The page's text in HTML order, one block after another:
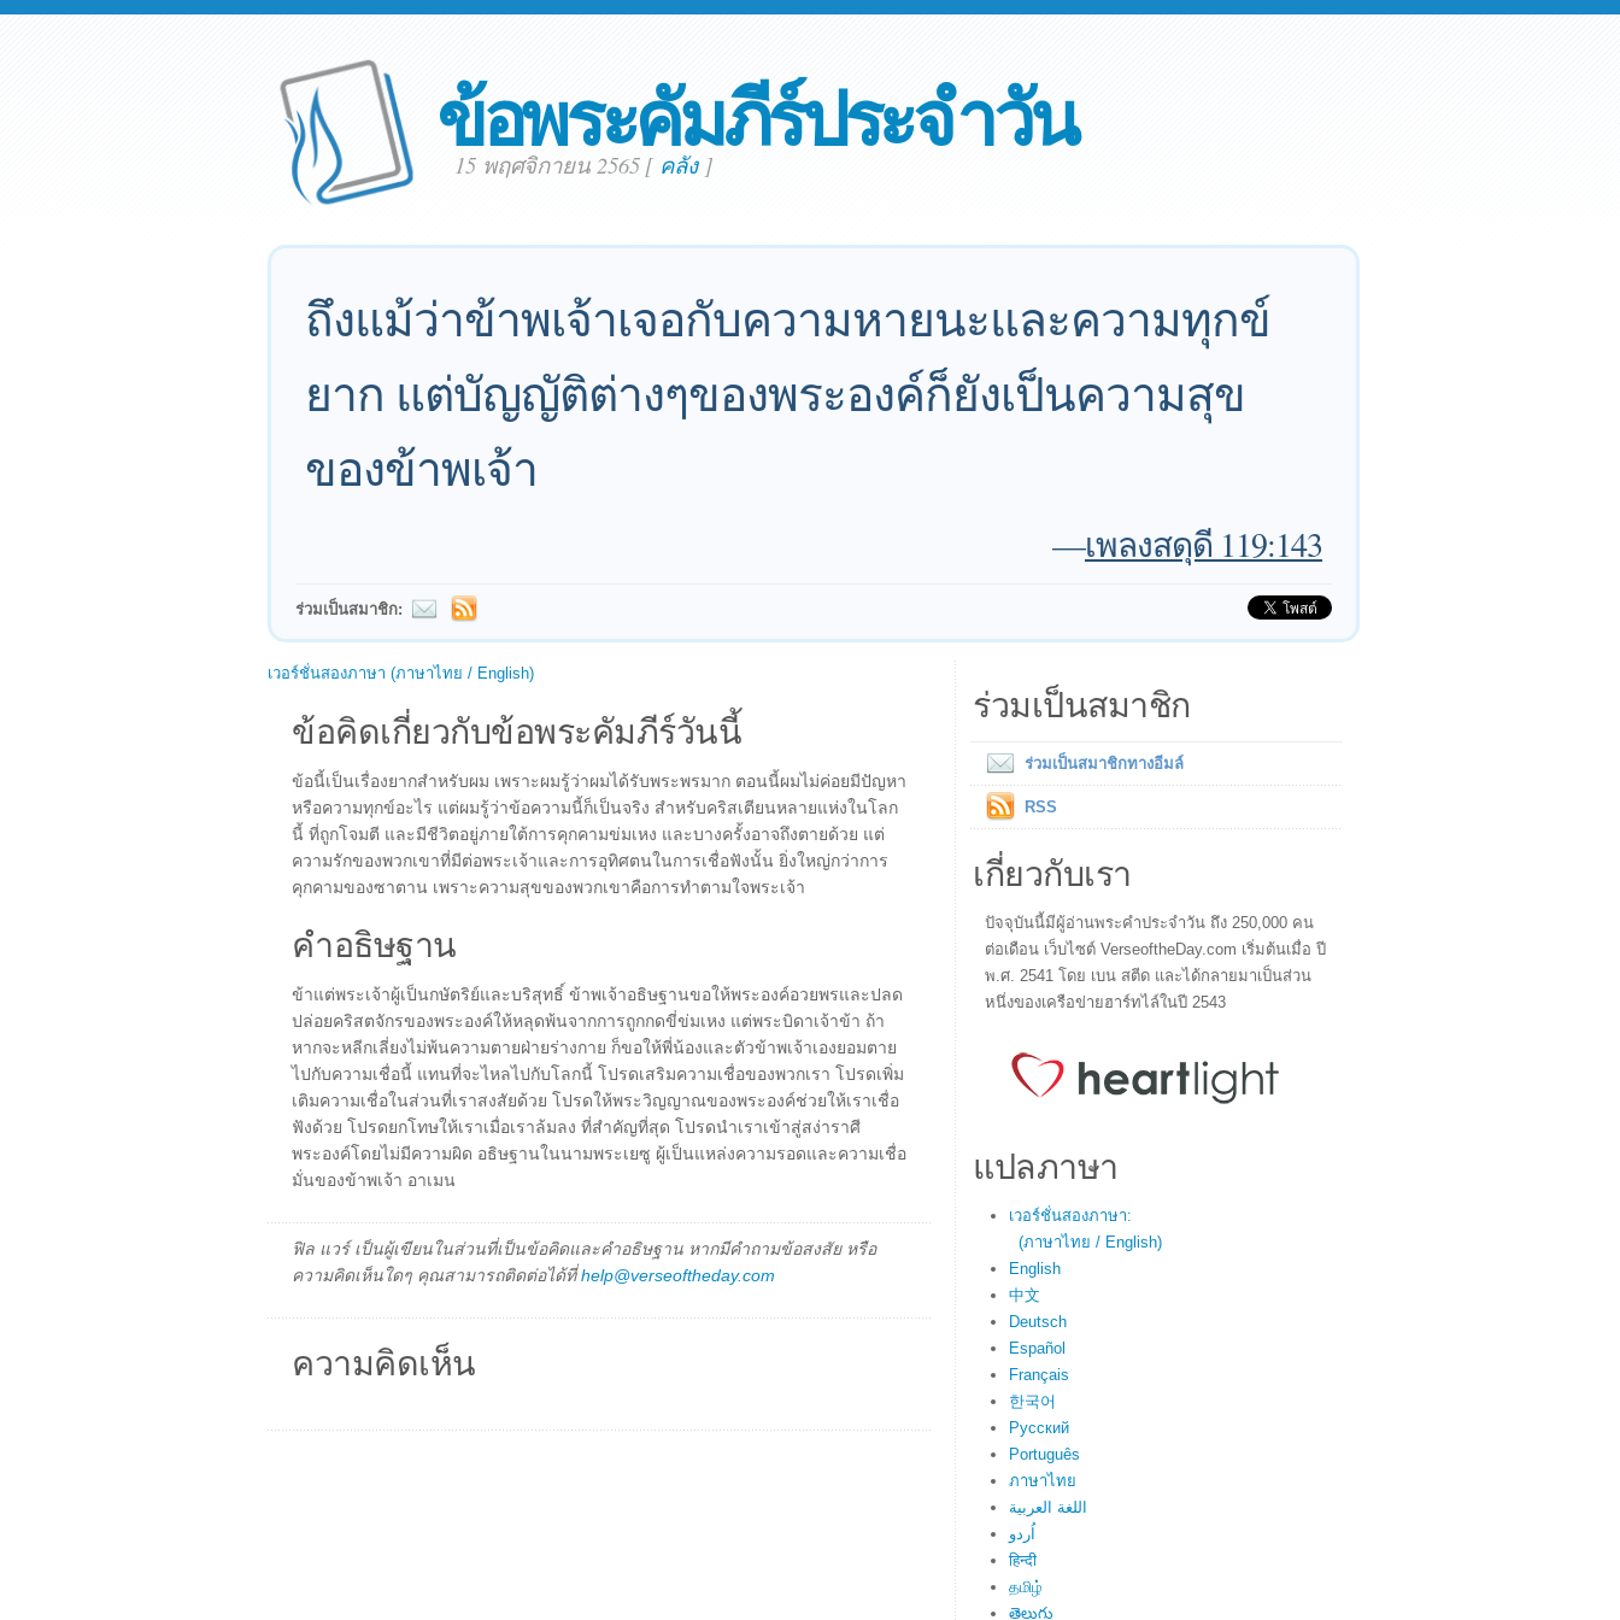
ข้อพระคัมภีร์ประจำวัน
15 พฤศจิกายน 2565 [ คลัง]
ถึงแม้ว่าข้าพเจ้าเจอกับความหายนะและความทุกข์
ยาก แต่บัญญัติต่างๆของพระองค์ก็ยังเป็นความสุข
ของข้าพเจ้า
—เพลงสดุดี 119:143
ร่วมเป็นสมาชิก:
เวอร์ชั่นสองภาษา (ภาษาไทย / English)
ข้อคิดเกี่ยวกับข้อพระคัมภีร์วันนี้
ข้อนี้เป็นเรื่องยากสำหรับผม เพราะผมรู้ว่าผมได้รับพระพรมาก ตอนนี้ผมไม่ค่อยมีปัญหา
หรือความทุกข์อะไร แต่ผมรู้ว่าข้อความนี้ก็เป็นจริง สำหรับคริสเตียนหลายแห่งในโลก
นี้ ที่ถูกโจมตี และมีชีวิตอยู่ภายใต้การคุกคามข่มเหง และบางครั้งอาจถึงตายด้วย แต่
ความรักของพวกเขาที่มีต่อพระเจ้าและการอุทิศตนในการเชื่อฟังนั้น ยิ่งใหญ่กว่าการ
คุกคามของซาตาน เพราะความสุขของพวกเขาคือการทำตามใจพระเจ้า
คำอธิษฐาน
ข้าแต่พระเจ้าผู้เป็นกษัตริย์และบริสุทธิ์ ข้าพเจ้าอธิษฐานขอให้พระองค์อวยพรและปลด
ปล่อยคริสตจักรของพระองค์ให้หลุดพ้นจากการถูกกดขี่ข่มเหง แต่พระบิดาเจ้าข้า ถ้า
หากจะหลีกเลี่ยงไม่พ้นความตายฝ่ายร่างกาย ก็ขอให้พี่น้องและตัวข้าพเจ้าเองยอมตาย
ไปกับความเชื่อนี้ แทนที่จะไหลไปกับโลกนี้ โปรดเสริมความเชื่อของพวกเรา โปรดเพิ่ม
เติมความเชื่อในส่วนที่เราสงสัยด้วย โปรดให้พระวิญญาณของพระองค์ช่วยให้เราเชื่อ
ฟังด้วย โปรดยกโทษให้เราเมื่อเราล้มลง ที่สำคัญที่สุด โปรดนำเราเข้าสู่สง่าราศี
พระองค์โดยไม่มีความผิด อธิษฐานในนามพระเยซู ผู้เป็นแหล่งความรอดและความเชื่อ
มั่นของข้าพเจ้า อาเมน
ฟิล แวร์ เป็นผู้เขียนในส่วนที่เป็นข้อคิดและคำอธิษฐาน หากมีคำถามข้อสงสัย หรือ
ความคิดเห็นใดๆ คุณสามารถติดต่อได้ที่help@verseoftheday.com
ความคิดเห็น
ร่วมเป็นสมาชิก
ร่วมเป็นสมาชิกทางอีมล์
RSS
เกี่ยวกับเรา
ปัจจุบันนี้มีผู้อ่านพระคำประจำวัน ถึง 250,000 คน
ต่อเดือน เว็บไซต์ VerseoftheDay.com เริ่มต้นเมื่อ ปี
พ.ศ. 2541 โดย เบน สตีด และได้กลายมาเป็นส่วน
หนึ่งของเครือข่ายฮาร์ทไล์ในปี 2543
แปลภาษา
เวอร์ชั่นสองภาษา:
(ภาษาไทย / English)
English
中文
Deutsch
Español
Français
한국어
Русский
Português
ภาษาไทย
اللغة العربية
اُردو
हिन्दी
தமிழ்
తెలుగు